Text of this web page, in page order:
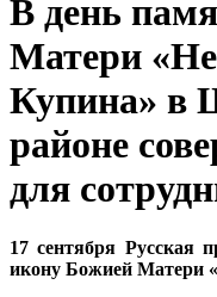
В день
Матери
Купина» в
районе
для
17 сентября Русская
икону Божией Матери